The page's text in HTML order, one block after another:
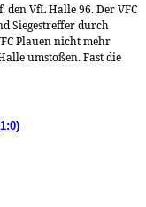
VfL Halle 96. Der VFC
Siegestreffer durch
Plauen nicht mehr
umstoßen. Fast die